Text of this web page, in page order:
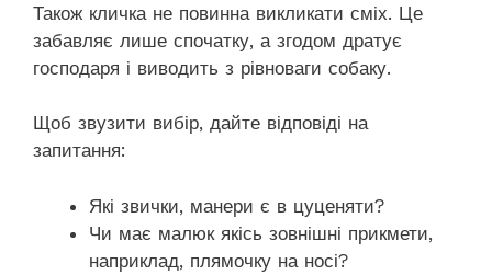
Також кличка не повинна викликати сміх. Це
забавляє лише спочатку, а згодом дратує
господаря і виводить з рівноваги собаку.
Щоб звузити вибір, дайте відповіді на
запитання:
Які звички, манери є в цуценяти?
Чи має малюк якісь зовнішні прикмети,
наприклад, плямочку на носі?